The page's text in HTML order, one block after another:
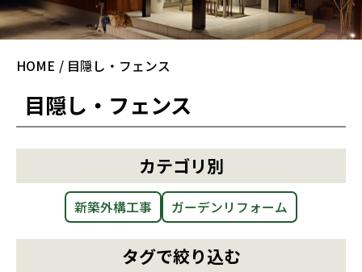
コンセプト
ご相談の流れ
新築外構工事をご検討の方へ
ガーデンリフォームをご検討の方へ
料金案内
施工実績集
CADプラン集
駐車スペース改修特集
会社概要
社員ブログ
HOME 目隠し・フェンス
目隠し・フェンス
カテゴリ別
新築外構工事 ガーデンリフォーム
タグで絞り込む